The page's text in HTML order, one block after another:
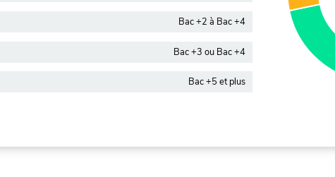
Bac +2 à Bac +4
Bac +3 ou Bac +4
Bac +5 et plus